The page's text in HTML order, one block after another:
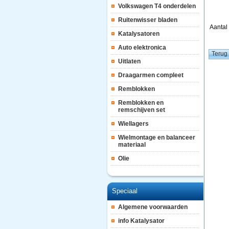
Volkswagen T4 onderdelen
Ruitenwisser bladen
Katalysatoren
Auto elektronica
Uitlaten
Draagarmen compleet
Remblokken
Remblokken en
remschijven set
Wiellagers
Wielmontage en balanceer
materiaal
Olie
Speciaal
Algemene voorwaarden
info Katalysator